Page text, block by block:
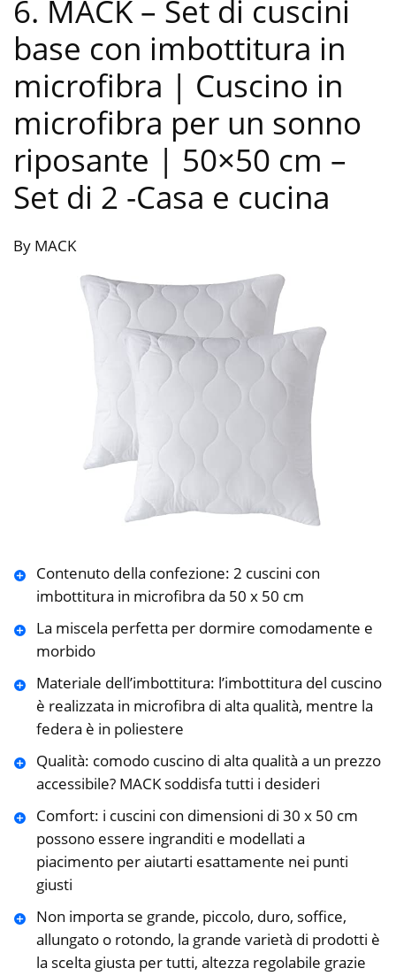
6. MACK – Set di cuscini
base con imbottitura in
microfibra | Cuscino in
microfibra per un sonno
riposante | 50×50 cm –
Set di 2 -Casa e cucina
By MACK
Contenuto della confezione: 2 cuscini con
imbottitura in microfibra da 50 x 50 cm
La miscela perfetta per dormire comodamente e
morbido
Materiale dell’imbottitura: l’imbottitura del cuscino
è realizzata in microfibra di alta qualità, mentre la
federa è in poliestere
Qualità: comodo cuscino di alta qualità a un prezzo
accessibile? MACK soddisfa tutti i desideri
Comfort: i cuscini con dimensioni di 30 x 50 cm
possono essere ingranditi e modellati a
piacimento per aiutarti esattamente nei punti
giusti
Non importa se grande, piccolo, duro, soffice,
allungato o rotondo, la grande varietà di prodotti è
la scelta giusta per tutti, altezza regolabile grazie